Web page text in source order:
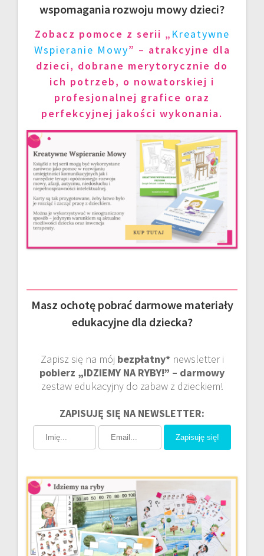
wspomagania rozwoju mowy dzieci?
Zobacz pomoce z serii „ Kreatywne
Wspieranie Mowy” – atrakcyjne dla
dzieci, dobrane merytorycznie do
ich potrzeb, o nowatorskiej i
profesjonalnej grafice oraz
perfekcyjnej jakości wykonania.
Masz ochotę pobrać darmowe materiały
edukacyjne dla dziecka?
Zapisz się na mój bezpłatny*newsletter i
pobierz „IDZIEMY NA RYBY!” – darmowy
zestaw edukacyjny do zabaw z dzieckiem!
ZAPISUJĘ SIĘ NA NEWSLETTER:
Zapisuję się!